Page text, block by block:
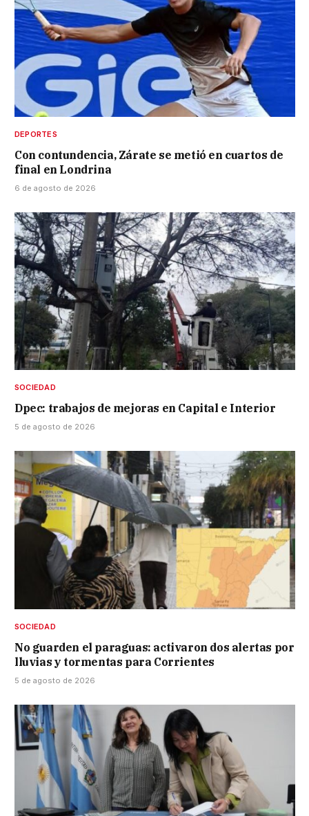
DEPORTES
Con contundencia, Zárate se metió en cuartos de
final en Londrina
6 de agosto de 2026
SOCIEDAD
Dpec: trabajos de mejoras en Capital e Interior
5 de agosto de 2026
SOCIEDAD
No guarden el paraguas: activaron dos alertas por
lluvias y tormentas para Corrientes
5 de agosto de 2026